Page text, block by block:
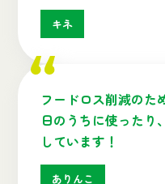
キネ
フードロス削減のた
日のうちに使ったり
しています！
ありんこ